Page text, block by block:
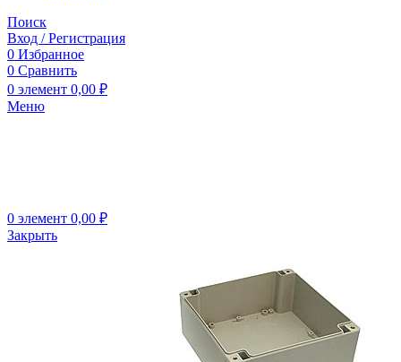
Поиск
Вход / Регистрация
0 Избранное
0 Сравнить
0 элемент 0,00 ₽
Меню
0 элемент 0,00 ₽
Закрыть